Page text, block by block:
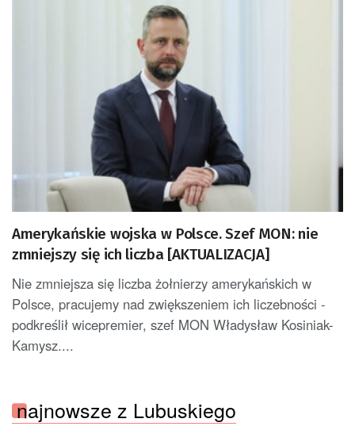
Amerykańskie wojska w Polsce. Szef MON: nie
zmniejszy się ich liczba [AKTUALIZACJA]
Nie zmniejsza się liczba żołnierzy amerykańskich w
Polsce, pracujemy nad zwiększeniem ich liczebności -
podkreślił wicepremier, szef MON Władysław Kosiniak-
Kamysz....
najnowsze z Lubuskiego